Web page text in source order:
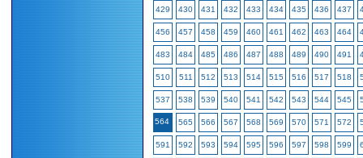
429 430 431 432 433 434 435 436 437
456 457 458 459 460 461 462 463 464
483 484 485 486 487 488 489 490 491
510 511 512 513 514 515 516 517 518
537 538 539 540 541 542 543 544 545
564 565 566 567 568 569 570 571 572
591 592 593 594 595 596 597 598 599